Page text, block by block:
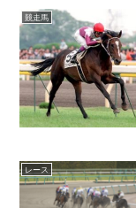
競走馬
レース